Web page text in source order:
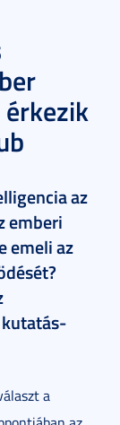
az
emberi
emeli az
kutatás-
a